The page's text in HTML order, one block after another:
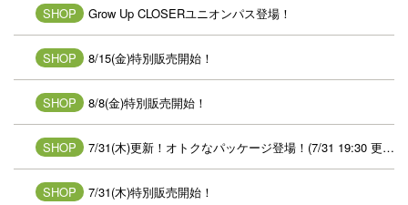
SHOP Grow Up CLOSERユニオンパス登場！
SHOP 8/15(金)特別販売開始！
SHOP 8/8(金)特別販売開始！
SHOP 7/31(木)更新！オトクなパッケージ登場！(7/31 19:30 更新)
SHOP 7/31(木)特別販売開始！